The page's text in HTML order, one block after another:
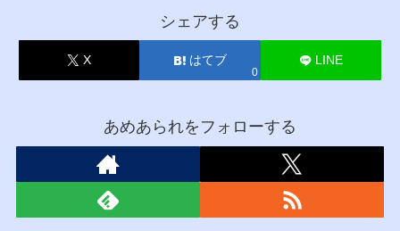
シェアする
X はてブ
0
LINE
あめあられをフォローする